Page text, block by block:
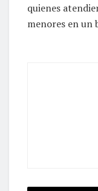
quienes
menores en un